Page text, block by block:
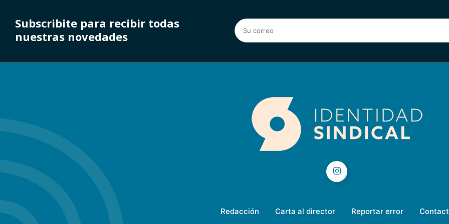
Subscribite para recibir todas
nuestras novedades
Redacción Carta al director Reportar error